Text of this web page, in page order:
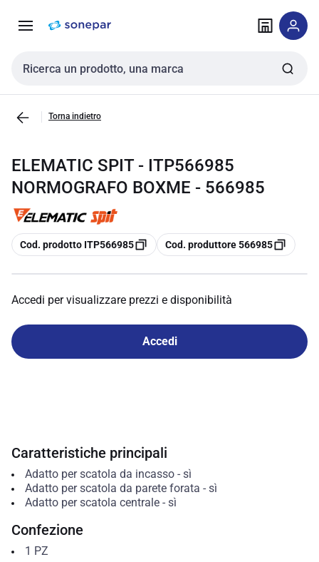
navigazione alla
Cerca input
Torna indietro
ELEMATIC SPIT - ITP566985
NORMOGRAFO BOXME - 566985
copia
Cod. prodotto ITP566985 copia
Cod. produttore 566985
Accedi per visualizzare prezzi e disponibilità
Accedi
Caratteristiche principali
Adatto per scatola da incasso- sì
Adatto per scatola da parete forata - sì
Adatto per scatola centrale- sì
Confezione
1 PZ